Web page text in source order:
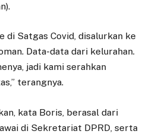
di Satgas Covid, disalurkan ke
Data-data dari kelurahan.
jadi kami serahkan
terangnya.
kata Boris, berasal dari
di Sekretariat DPRD, serta